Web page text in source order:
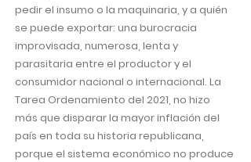
pedir el insumo o la maquinaria, y a quién
se puede exportar: una burocracia
improvisada, numerosa, lenta y
parasitaria entre el productor y el
consumidor nacional o internacional. La
Tarea Ordenamiento del 2021, no hizo
más que disparar la mayor inflación del
país en toda su historia republicana,
porque el sistema económico no produce